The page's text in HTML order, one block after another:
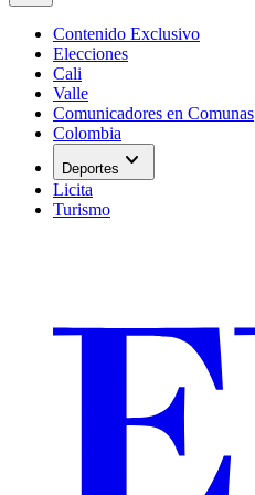
Contenido Exclusivo
Elecciones
Cali
Valle
Comunicadores en Comunas
Colombia
Deportes expand_more
Licita
Turismo